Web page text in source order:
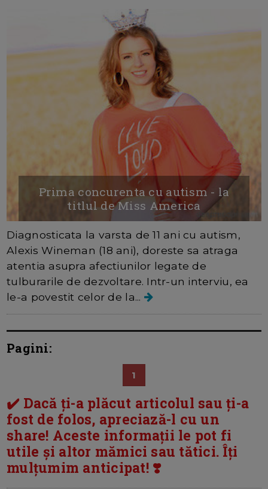
Prima concurenta cu autism - la
titlul de Miss America
Diagnosticata la varsta de 11 ani cu autism,
Alexis Wineman (18 ani), doreste sa atraga
atentia asupra afectiunilor legate de
tulburarile de dezvoltare. Intr-un interviu, ea
le-a povestit celor de la...
Pagini:
1
✔️ Dacă ți-a plăcut articolul sau ți-a
fost de folos, apreciază-l cu un
share! Aceste informații le pot fi
utile și altor mămici sau tătici. Îți
mulțumim anticipat! ❣️